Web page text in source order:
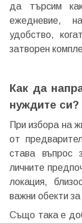
Добре
Имейл Адрес
да търсим
ежедневие,
удобство,
затворен
Как да
нуждите си?
При избора на
от
става въпрос
личните
локация,
важни обекти за
Също така е